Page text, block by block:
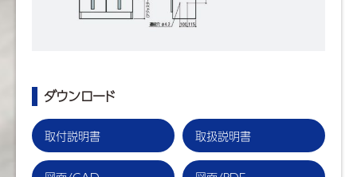
ダウンロード
取付説明書 取扱説明書